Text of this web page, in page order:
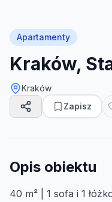
Apartamenty
Kraków,
Kraków
Zapisz
Opis obiektu
40 m² | 1 sofa i 1